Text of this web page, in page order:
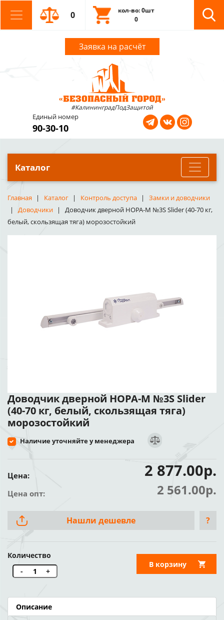
0
кол-во: 0шт
0
Заявка на расчёт
#КалининградПодЗащитой
Единый номер
90-30-10
Каталог
Главная Каталог Контроль доступа
Замки и доводчики
Доводчики
Доводчик дверной НОРА-М №3S Slider (40-70 кг,
белый, скользящая тяга) морозостойкий
Доводчик дверной НОРА-М №3S Slider
(40-70 кг, белый, скользящая тяга)
морозостойкий
Наличие уточняйте у менеджера
Цена: 2 877.00р.
Цена опт: 2 561.00р.
Нашли дешевле ?
Количество
-
+
В корзину
Описание